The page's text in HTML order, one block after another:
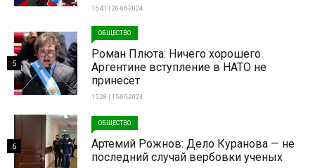
15:41 | 20-05-2024
ОБЩЕСТВО
Роман Плюта: Ничего хорошего
Аргентине вступление в НАТО не
принесет
15:28 | 15-05-2024
5
ОБЩЕСТВО
Артемий Рожнов: Дело Куранова — не
последний случай вербовки ученых
6